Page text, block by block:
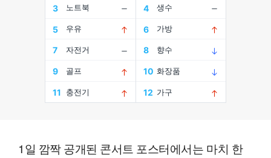
1일 깜짝 공개된 콘서트 포스터에서는 마치 한